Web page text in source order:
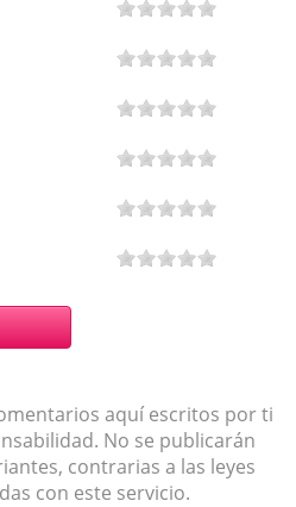
aquí escritos por ti
No se publicarán
contrarias a las leyes
con este servicio.